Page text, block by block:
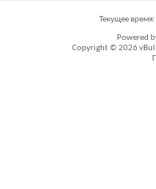
Текущее время:
Powered
Copyright © 2026